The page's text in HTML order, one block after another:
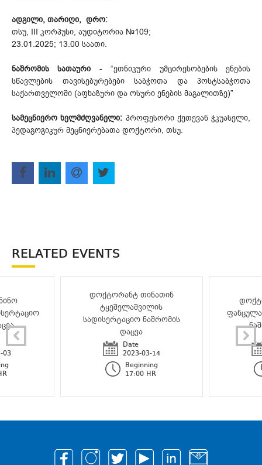
ადგილი, თარიღი, დრო:
თსუ, III კორპუსი, აუდიტორია №109;
23.01.2025; 13.00 საათი.
ნაშრომის სათაური - “ეთნიკური უმცირესობების ენების
სწავლების თავისებურებები საბჭოთა და პოსტსაბჭოთა
საქართველოში (აფხაზური და ოსური ენების მაგალითზე)”
სამეცნიერო ხელმძღვანელი: პროფესორი ქეთევან ჭკუასელი,
პედაგოგიკურ მეცნიერებათა დოქტორი, თსუ.
RELATED EVENTS
03
დოქტორანტ თინათინ
ტყეშელაშვილის
სადისერტაციო ნაშრომის
დაცვა
Date
2023-03-14
Beginning
17:00 HR